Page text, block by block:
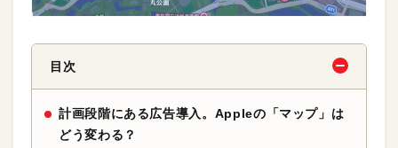
目次
計画段階にある広告導入。Appleの「マップ」は
どう変わる？